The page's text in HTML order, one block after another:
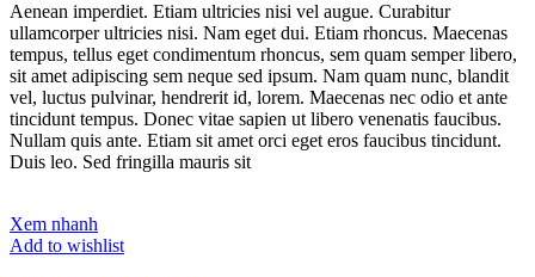
Aenean imperdiet. Etiam ultricies nisi vel augue. Curabitur
ullamcorper ultricies nisi. Nam eget dui. Etiam rhoncus. Maecenas
tempus, tellus eget condimentum rhoncus, sem quam semper libero,
sit amet adipiscing sem neque sed ipsum. Nam quam nunc, blandit
vel, luctus pulvinar, hendrerit id, lorem. Maecenas nec odio et ante
tincidunt tempus. Donec vitae sapien ut libero venenatis faucibus.
Nullam quis ante. Etiam sit amet orci eget eros faucibus tincidunt.
Duis leo. Sed fringilla mauris sit
Xem nhanh
Add to wishlist